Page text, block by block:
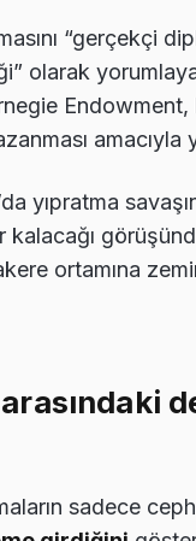
“gerçekçi
olarak
Endowment,
amacıyla
yıpratma
ortamına
sadece